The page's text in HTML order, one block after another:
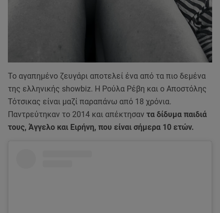
Το αγαπημένο ζευγάρι αποτελεί ένα από τα πιο δεμένα
της ελληνικής showbiz. Η Ρούλα Ρέβη και ο Αποστόλης
Τότσικας είναι μαζί παραπάνω από 18 χρόνια.
Παντρεύτηκαν το 2014 και απέκτησαν τα δίδυμα παιδιά
τους, Άγγελο και Ειρήνη, που είναι σήμερα 10 ετών.